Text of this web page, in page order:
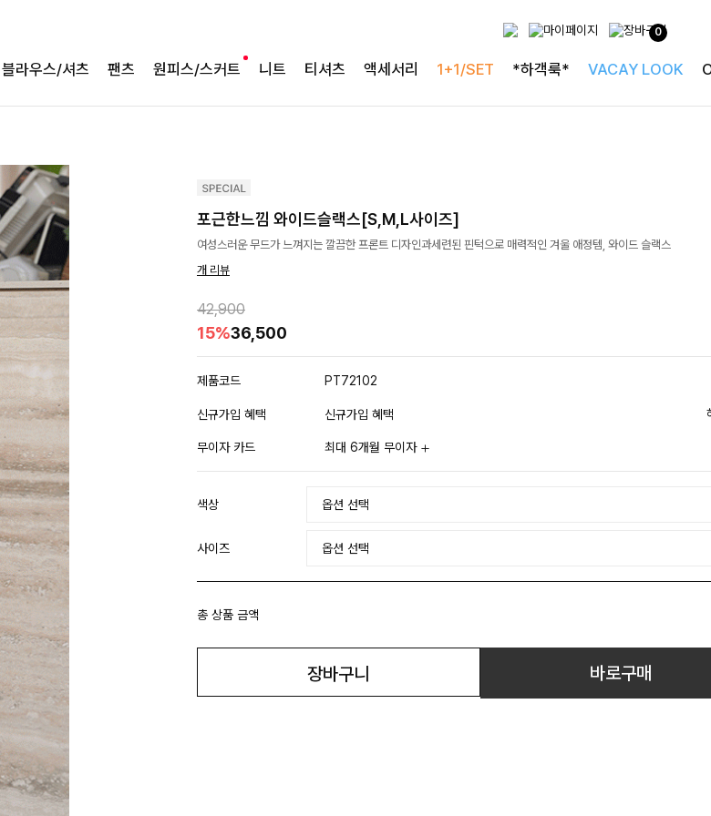
0
블라우스/셔츠 팬츠 원피스/스커트 니트 티셔츠 액세서리 1+1/SET *하객룩* VACAY LOOK
포근한느낌 와이드슬랙스[S,M,L사이즈]
여성스러운 무드가 느껴지는 깔끔한 프론트 디자인과세련된 핀턱으로 매력적인 겨울 애정템, 와이드 슬랙스
개 리뷰
42,900
15%36,500
제품코드 PT72102
신규가입 혜택 신규가입 혜택
무이자 카드 최대 6개월 무이자
색상
사이즈
총 상품 금액
장바구니 바로구매